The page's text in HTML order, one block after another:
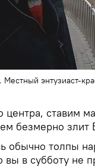
энтузиаст-
центра, ставим
безмерно злит
обычно толпы
вы в субботу не